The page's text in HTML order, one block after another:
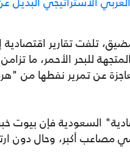
تلفت تقارير
للبحر الأحمر، ما
السعودية فإن بيوت
مصاعب أكبر، وحال دون